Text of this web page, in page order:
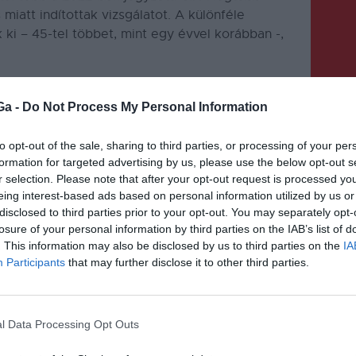
- Do Not Process My Personal Information
opt-out of the sale, sharing to third parties, or processing of your
for targeted advertising by us, please use the below opt-out
selection. Please note that after your opt-out request is processed
interest-based ads based on personal information utilized by us
to third parties prior to your opt-out. You may separately
of your personal information by third parties on the IAB’s list of
This information may also be disclosed by us to third parties on the
Participants that may further disclose it to other third parties.
Data Processing Opt Outs
indítottak vizsgálatot. A különféle
ki – 45-tel többet, mint egy évvel korábban -,
KÖVETKEZŐ BEJEGYZÉS
Világháborús gránátokat
semmisítenek meg Tusnádon